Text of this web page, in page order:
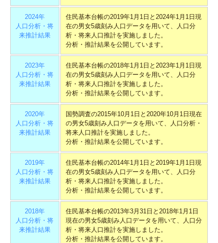
2024年
人口分析・将
来推計結果
住民基本台帳の2019年1月1日と2024年1月1日現
在の男女5歳刻み人口データを用いて、人口分
析・将来人口推計を実施しました。
分析・推計結果を公開しています。
2023年
人口分析・将
来推計結果
住民基本台帳の2018年1月1日と2023年1月1日現
在の男女5歳刻み人口データを用いて、人口分
析・将来人口推計を実施しました。
分析・推計結果を公開しています。
2020年
人口分析・将
来推計結果
国勢調査の2015年10月1日と2020年10月1日現在
の男女5歳刻み人口データを用いて、人口分析・
将来人口推計を実施しました。
分析・推計結果を公開しています。
2019年
人口分析・将
来推計結果
住民基本台帳の2014年1月1日と2019年1月1日現
在の男女5歳刻み人口データを用いて、人口分
析・将来人口推計を実施しました。
分析・推計結果を公開しています。
2018年
人口分析・将
来推計結果
住民基本台帳の2013年3月31日と2018年1月1日
現在の男女5歳刻み人口データを用いて、人口分
析・将来人口推計を実施しました。
分析・推計結果を公開しています。